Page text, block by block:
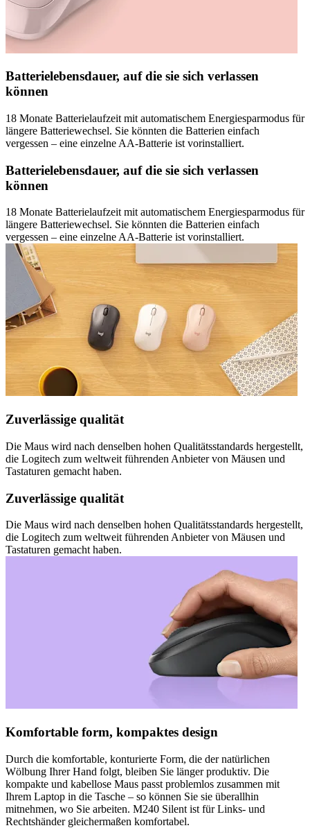
Batterielebensdauer, auf die sie sich verlassen
können
18 Monate Batterielaufzeit mit automatischem Energiesparmodus für
längere Batteriewechsel. Sie könnten die Batterien einfach
vergessen – eine einzelne AA-Batterie ist vorinstalliert.
Batterielebensdauer, auf die sie sich verlassen
können
18 Monate Batterielaufzeit mit automatischem Energiesparmodus für
längere Batteriewechsel. Sie könnten die Batterien einfach
vergessen – eine einzelne AA-Batterie ist vorinstalliert.
Zuverlässige qualität
Die Maus wird nach denselben hohen Qualitätsstandards hergestellt,
die Logitech zum weltweit führenden Anbieter von Mäusen und
Tastaturen gemacht haben.
Zuverlässige qualität
Die Maus wird nach denselben hohen Qualitätsstandards hergestellt,
die Logitech zum weltweit führenden Anbieter von Mäusen und
Tastaturen gemacht haben.
Komfortable form, kompaktes design
Durch die komfortable, konturierte Form, die der natürlichen
Wölbung Ihrer Hand folgt, bleiben Sie länger produktiv. Die
kompakte und kabellose Maus passt problemlos zusammen mit
Ihrem Laptop in die Tasche – so können Sie sie überallhin
mitnehmen, wo Sie arbeiten. M240 Silent ist für Links- und
Rechtshänder gleichermaßen komfortabel.